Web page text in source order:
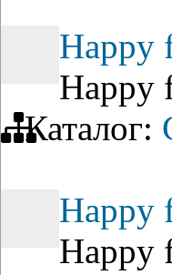
Happy
Happy
Каталог:
Happy
Happy